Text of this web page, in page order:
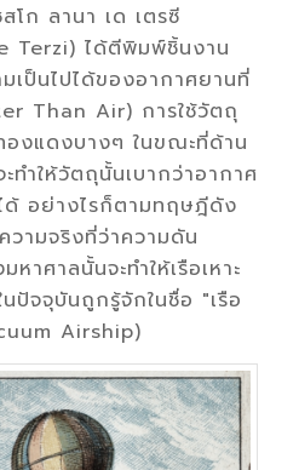
โก ลานา เด เตรซี
Terzi) ได้ตีพิมพ์ชิ้นงาน
เป็นไปได้ของอากาศยานที่
Than Air) การใช้วัตถุ
งแดงบางๆ ในขณะที่ด้าน
ำให้วัตถุนั้นเบากว่าอากาศ
ด้ อย่างไรก็ตามทฤษฎีดัง
วามจริงที่ว่าความดัน
าศาลนั้นจะทำให้เรือเหาะ
จจุบันถูกรู้จักในชื่อ "เรือ
Airship)